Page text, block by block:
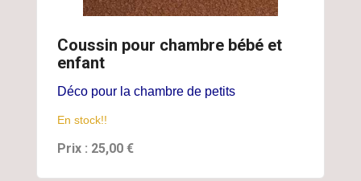
Coussin pour chambre bébé et
enfant
Déco pour la chambre de petits
En stock!!
Prix : 25,00 €